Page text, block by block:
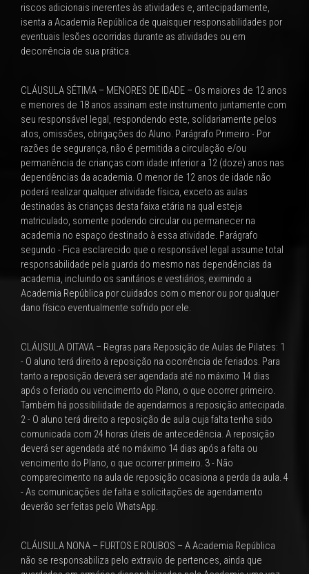
riscos adicionais inerentes às atividades e, antecipadamente,
isenta a Academia República de quaisquer responsabilidades por
eventuais lesões ocorridas durante as atividades ou em
decorrência de sua prática.
CLÁUSULA SÉTIMA – MENORES DE IDADE – Os maiores de 12 anos
e menores de 18 anos assinam este instrumento juntamente com
seu responsável legal, respondendo este, solidariamente pelos
atos, omissões, obrigações do Aluno. Parágrafo Primeiro - Por
razões de segurança, não é permitida a circulação e/ou
permanência de crianças com idade inferior a 12 (doze) anos nas
dependências da academia. O menor de 12 anos de idade não
poderá realizar qualquer atividade física, exceto as aulas
destinadas às crianças desta faixa etária na qual esteja
matriculado, somente podendo circular ou permanecer na
academia no espaço destinado à essa atividade. Parágrafo
segundo - Fica esclarecido que o responsável legal assume total
responsabilidade pela guarda do mesmo nas dependências da
academia, incluindo os sanitários e vestiários, eximindo a
Academia República por cuidados com o menor ou por qualquer
dano físico eventualmente sofrido por ele.
CLÁUSULA OITAVA – Regras para Reposição de Aulas de Pilates: 1
- O aluno terá direito à reposição na ocorrência de feriados. Para
tanto a reposição deverá ser agendada até no máximo 14 dias
após o feriado ou vencimento do Plano, o que ocorrer primeiro.
Também há possibilidade de agendarmos a reposição antecipada.
2 - O aluno terá direito a reposição de aula cuja falta tenha sido
comunicada com 24 horas úteis de antecedência. A reposição
deverá ser agendada até no máximo 14 dias após a falta ou
vencimento do Plano, o que ocorrer primeiro. 3 - Não
comparecimento na aula de reposição ocasiona a perda da aula. 4
- As comunicações de falta e solicitações de agendamento
deverão ser feitas pelo WhatsApp.
CLÁUSULA NONA – FURTOS E ROUBOS – A Academia República
não se responsabiliza pelo extravio de pertences, ainda que